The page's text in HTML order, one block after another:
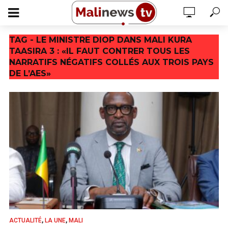
TAG - LE MINISTRE DIOP DANS MALI KURA
TAASIRA 3 : «IL FAUT CONTRER TOUS LES
NARRATIFS NÉGATIFS COLLÉS AUX TROIS PAYS
DE L’AES»
ACTUALITÉ, LA UNE, MALI